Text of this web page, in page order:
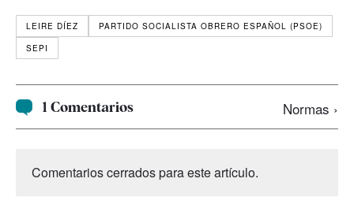
LEIRE DÍEZ
PARTIDO SOCIALISTA OBRERO ESPAÑOL (PSOE)
SEPI
1 Comentarios Normas ›
Comentarios cerrados para este artículo.